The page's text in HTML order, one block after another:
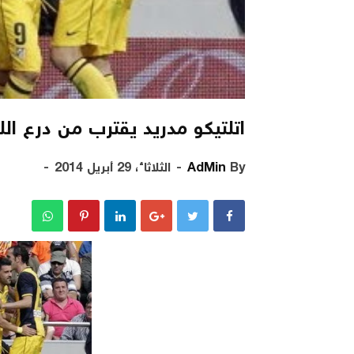
اتلتيكو مدريد يقترب من درع
By
AdMin الثلاثاء، 29 أبريل 2014